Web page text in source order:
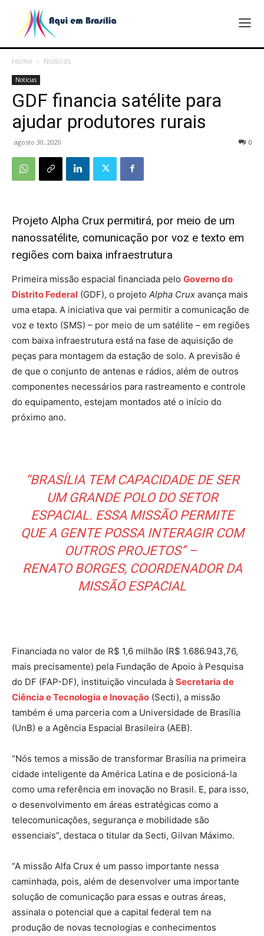
Home Notícias
Notícias
GDF financia satélite para
ajudar produtores rurais
agosto 30, 2020 0
Projeto Alpha Crux permitirá, por meio de um
nanossatélite, comunicação por voz e texto em
regiões com baixa infraestrutura
Primeira missão espacial financiada pelo Governo do
Distrito Federal (GDF), o projeto Alpha Crux avança mais
uma etapa. A iniciativa que vai permitir a comunicação de
voz e texto (SMS) – por meio de um satélite – em regiões
com baixa infraestrutura está na fase de aquisição de
peças para montagem da estação de solo. A previsão é
de que o conjunto de antenas e rádios, além de outros
componentes necessários para rastreamento e controle
do equipamento, estejam montados até o início do
próximo ano.
“BRASÍLIA TEM CAPACIDADE DE SER
UM GRANDE POLO DO SETOR
ESPACIAL. ESSA MISSÃO PERMITE
QUE A GENTE POSSA INTERAGIR COM
OUTROS PROJETOS” –
RENATO BORGES, COORDENADOR DA
MISSÃO ESPACIAL
Financiada no valor de R$ 1,6 milhão (R$ 1.686.943,76,
mais precisamente) pela Fundação de Apoio à Pesquisa
do DF (FAP-DF), instituição vinculada à Secretaria de
Ciência e Tecnologia e Inovação (Secti), a missão
também é uma parceria com a Universidade de Brasília
(UnB) e a Agência Espacial Brasileira (AEB).
“Nós temos a missão de transformar Brasília na primeira
cidade inteligente da América Latina e de posicioná-la
como uma referência em inovação no Brasil. E, para isso,
o desenvolvimento em áreas estratégicas como a
telecomunicações, segurança e mobilidade são
essenciais”, destaca o titular da Secti, Gilvan Máximo.
“A missão Alfa Crux é um passo importante nessa
caminhada, pois, além de desenvolver uma importante
solução de comunicação para essas e outras áreas,
assinala o potencial que a capital federal tem na
produção de novas tecnologias e conhecimentos